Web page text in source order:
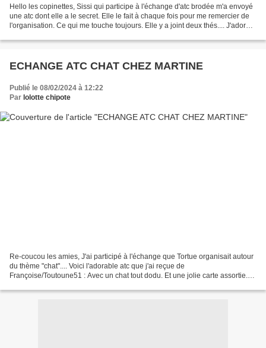
Hello les copinettes, Sissi qui participe à l'échange d'atc brodée m'a envoyé
une atc dont elle a le secret. Elle le fait à chaque fois pour me remercier de
l'organisation. Ce qui me touche toujours. Elle y a joint deux thés.... J'adore
ECHANGE ATC CHAT CHEZ MARTINE
Publié le 08/02/2024 à 12:22
Par lolotte chipote
Re-coucou les amies, J'ai participé à l'échange que Tortue organisait autour
du thème "chat".... Voici l'adorable atc que j'ai reçue de
Françoise/Toutoune51 : Avec un chat tout dodu. Et une jolie carte assortie.